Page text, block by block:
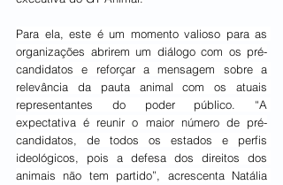
Para ela, este é um momento valioso para as
organizações abrirem um diálogo com os pré-
candidatos e reforçar a mensagem sobre a
relevância da pauta animal com os atuais
representantes do poder público. “A
expectativa é reunir o maior número de pré-
candidatos, de todos os estados e perfis
ideológicos, pois a defesa dos direitos dos
animais não tem partido”, acrescenta Natália